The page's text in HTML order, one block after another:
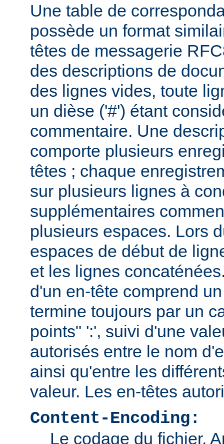
Une table de
possède un format
têtes de messagerie
des descriptions de
des lignes vides, toute
un dièse ('#') étant
commentaire. Une
comporte plusieurs
têtes ; chaque
sur plusieurs lignes à
supplémentaires
plusieurs espaces. Lors
espaces de début de
et les lignes
d'un en-tête comprend
termine toujours par un
points" ':', suivi d'une
autorisés entre le nom
ainsi qu'entre les
valeur. Les en-têtes
Content-Encoding:
Le codage du fichier.